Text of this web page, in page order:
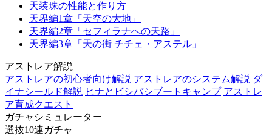
天装珠の性能と作り方
天界編1章「天空の大地」
天界編2章「セフィラナへの天路」
天界編3章「天の街 チチェ・アステル」
アストレア解説
アストレアの初心者向け解説 アストレアのシステム解説 ダ
イナシールド解説 ヒナとビシバシブートキャンプ アストレ
ア育成クエスト
ガチャシミュレーター
選抜10連ガチャ